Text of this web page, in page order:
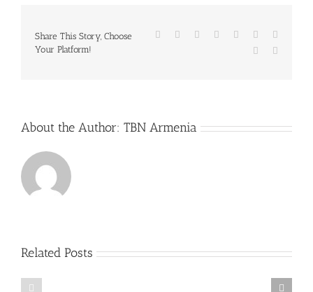
Share This Story, Choose
Your Platform!
Facebook
Twitter Reddit LinkedInWhatsApp
Tumblr
About the Author: TBN Armenia
Related Posts